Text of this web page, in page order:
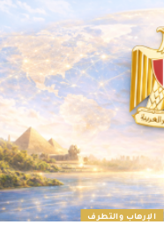
الإرهاب والتطرف